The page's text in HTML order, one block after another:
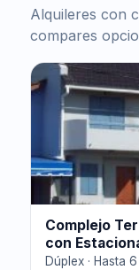
Alquileres con
compares
Complejo
con
Dúplex · Hasta